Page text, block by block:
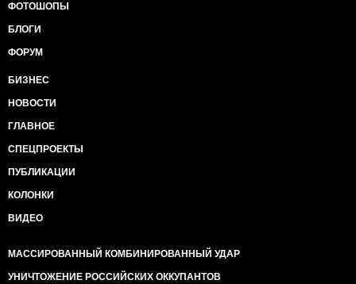
ФОТОШОПЫ
БЛОГИ
ФОРУМ
БИЗНЕС
НОВОСТИ
ГЛАВНОЕ
СПЕЦПРОЕКТЫ
ПУБЛИКАЦИИ
КОЛОНКИ
ВИДЕО
МАССИРОВАННЫЙ КОМБИНИРОВАННЫЙ УДАР
УНИЧТОЖЕНИЕ РОССИЙСКИХ ОККУПАНТОВ